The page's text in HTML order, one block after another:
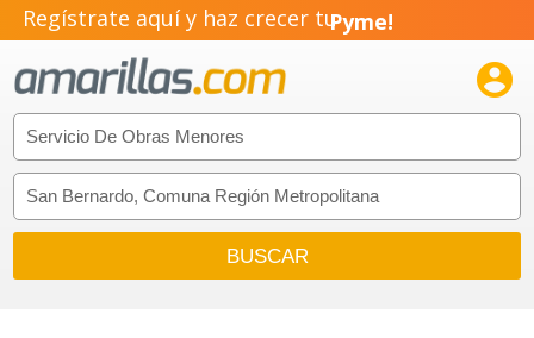
Regístrate aquí y haz crecer tuPyme!
Emprendimiento!
